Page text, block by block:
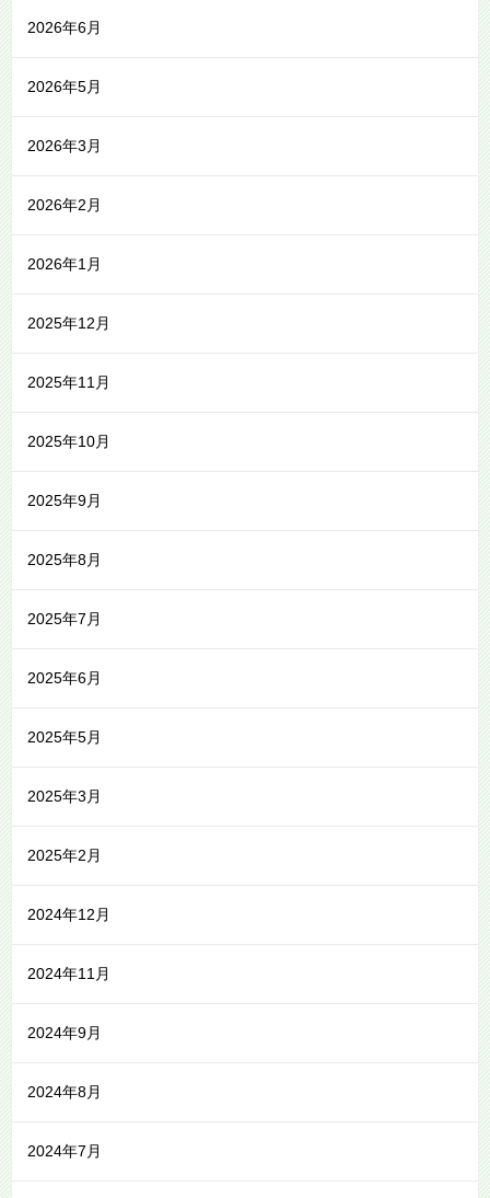
2026年6月
2026年5月
2026年3月
2026年2月
2026年1月
2025年12月
2025年11月
2025年10月
2025年9月
2025年8月
2025年7月
2025年6月
2025年5月
2025年3月
2025年2月
2024年12月
2024年11月
2024年9月
2024年8月
2024年7月